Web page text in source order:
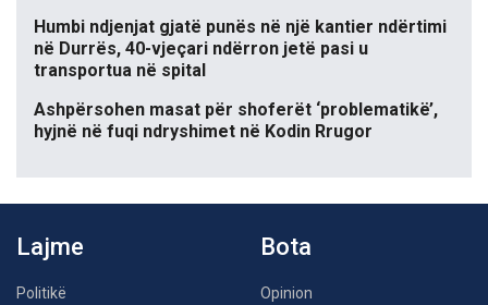
Humbi ndjenjat gjatë punës në një kantier ndërtimi
në Durrës, 40-vjeçari ndërron jetë pasi u
transportua në spital
Ashpërsohen masat për shoferët ‘problematikë’,
hyjnë në fuqi ndryshimet në Kodin Rrugor
Lajme
Politikë
Bota
Opinion